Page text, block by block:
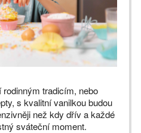
tradicím, nebo
s kvalitní vanilkou budou
než kdy dřív a každé
sváteční moment.